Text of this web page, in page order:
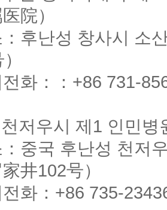
院）
：후난성 창사시 소
화：：+86 731-
저우시 제1 인민병
중국 후난성 천저
井102号）
화：+86 735-